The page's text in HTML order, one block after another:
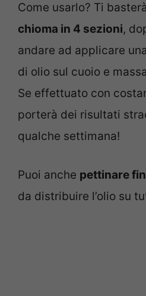
Come usarlo? Ti basterà
chioma in 4 sezioni,
andare ad applicare
di olio sul cuoio e
Se effettuato con
porterà dei risultati
qualche settimana!
Puoi anche pettinare
da distribuire l’olio su